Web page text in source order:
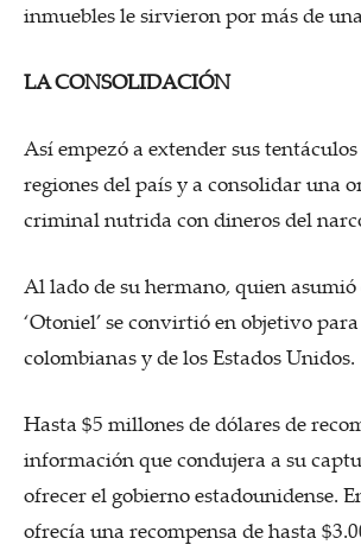
inmuebles le sirvieron por más de
LA CONSOLIDACIÓN
Así empezó a extender sus
regiones del país y a consolidar una
criminal nutrida con dineros del
Al lado de su hermano, quien
‘Otoniel’ se convirtió en objetivo
colombianas y de los Estados Unidos.
Hasta $5 millones de dólares de
información que condujera a su
ofrecer el gobierno estadounidense.
ofrecía una recompensa de hasta